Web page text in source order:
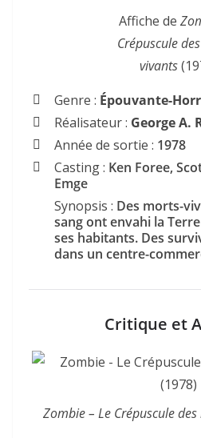
Affiche de
Crépuscule
vivants
Genre : Épouvante-
Réalisateur : George A.
Année de sortie : 1978
Casting : Ken Foree,
Emge
Synopsis : Des morts-
sang ont envahi la
ses habitants. Des
dans un centre-
Critique et
Zombie – Le Crépuscule